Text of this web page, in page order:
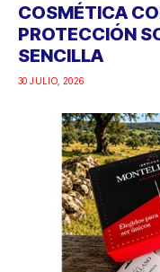
COSMÉTICA
PROTECCIÓN
SENCILLA
30 JULIO, 2026